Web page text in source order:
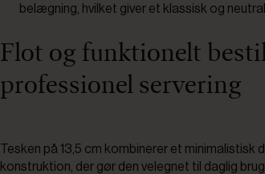
belægning, hvilket giver et klassisk og
Flot og funktionelt
professionel servering
Tesken på 13,5 cm kombinerer et minimalistisk
konstruktion, der gør den velegnet til daglig